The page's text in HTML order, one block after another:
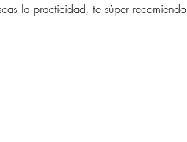
la practicidad, te súper recomiendo